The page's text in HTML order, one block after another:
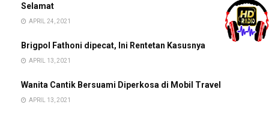
Selamat
APRIL 24, 2021
Brigpol Fathoni dipecat, Ini Rentetan Kasusnya
APRIL 13, 2021
Wanita Cantik Bersuami Diperkosa di Mobil Travel
APRIL 13, 2021